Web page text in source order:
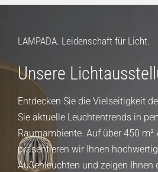
LAMPADA. Leidenschaft für Licht.
Unsere
Entdecken Sie die Vielseitigkeit
Sie aktuelle Leuchtentrends in
Raumambiente. Auf über 450
präsentieren wir Ihnen
Außenleuchten und zeigen Ihnen